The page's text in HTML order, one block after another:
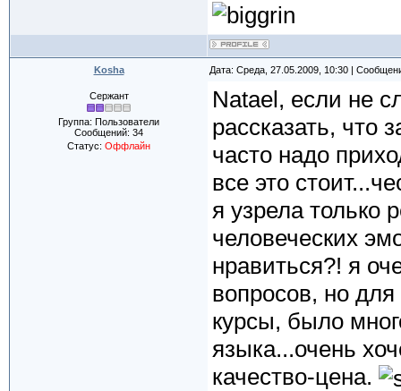
Kosha Дата: Среда, 27.05.2009, 10:30 |
Сержант
Группа: Пользователи
Сообщений: 34
Статус: Оффлайн
Natael, если не
рассказать, что
часто надо
все это
я узрела только
человеческих
нравиться?! я
вопросов, но
курсы, было
языка...очень
качество-цена.